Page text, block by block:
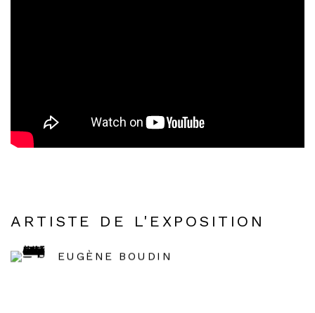
ARTISTE DE L'EXPOSITION
EUGÈNE BOUDIN